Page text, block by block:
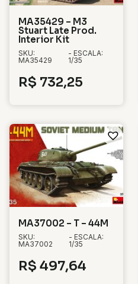
MA35429 – M3
Stuart Late Prod.
Interior Kit
SKU:
MA35429
- ESCALA:
1/35
R$ 732,25
MA37002 – T – 44M
SKU:
MA37002
- ESCALA:
1/35
R$ 497,64